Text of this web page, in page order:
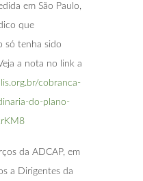
em São Paulo,
que
só tenha sido
a nota no link a
cobranca-
do-plano-
da ADCAP, em
a Dirigentes da